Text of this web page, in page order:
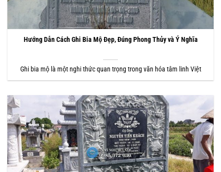
Hướng Dẫn Cách Ghi Bia Mộ Đẹp, Đúng Phong Thủy và Ý Nghĩa
Ghi bia mộ là một nghi thức quan trọng trong văn hóa tâm linh Việt